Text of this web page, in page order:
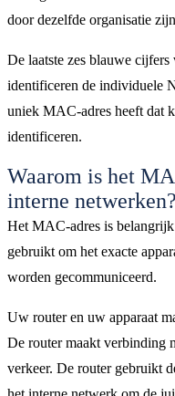
door dezelfde organisatie
De laatste zes blauwe
identificeren de individuele
uniek MAC-adres heeft dat
identificeren.
Waarom is het
interne netwerken?
Het MAC-adres is
gebruikt om het exacte
worden gecommuniceerd.
Uw router en uw apparaat
De router maakt verbinding
verkeer. De router gebruikt